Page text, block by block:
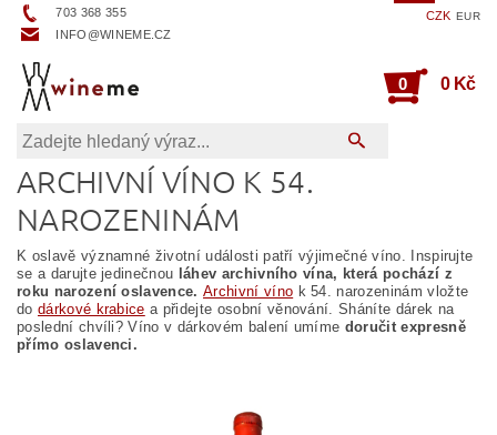
703 368 355
INFO@WINEME.CZ
CZK EUR
0 0 Kč
ARCHIVNÍ VÍNO K 54.
NAROZENINÁM
K oslavě významné životní události patří výjimečné víno. Inspirujte
se a darujte jedinečnou láhev archivního vína, která pochází z
roku narození oslavence.Archivní víno k 54. narozeninám vložte
do dárkové krabice a přidejte osobní věnování. Sháníte dárek na
poslední chvíli? Víno v dárkovém balení umíme doručit expresně
přímo oslavenci.